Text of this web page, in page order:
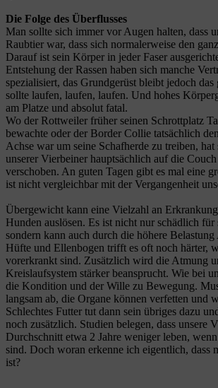
Die Folge des Überflusses
Man sollte sich immer vor Augen halten, dass
Raubtier war, dass sich normalerweise den
Darauf ist sein Körper in jeder Faser
Entstehung der Rassen haben sich manche
spezialisiert, das Grundgerüst bleibt jedoch
sollte laufen, laufen, laufen. Und hohes
am Platze und absolut fatal.
Wo der Rottweiler früher seinen Schrottplatz
bewachte oder der Border Collie tatsächlich
Achse war um seine Schafherde zu treiben,
unserer Vierbeiner hauptsächlich auf die
verschoben. An guten Tagen gibt es mal eine
ist nicht vergleichbar mit der Vergangenheit
Übergewicht kann eine Vielzahl an
Hunden auslösen. Es ist nicht nur schädlich für
sondern kann auch durch die höhere
Hüfte und Ellenbogen trifft es oft noch härter,
vorerkrankt sind. Zusätzlich wird die Atmung
Kreislaufsystem stärker beansprucht. Wie bei
die Kondition und der Wille zu Bewegung.
langsam ab, die Organe können verfetten und
Schlechtes Futter tut dann sein übriges dazu
noch zusätzlich. Studien belegen, dass unsere
Durchschnitt etwa 2 Jahre weniger leben,
sind. Doch woran erkenne ich eigentlich, dass
ist?